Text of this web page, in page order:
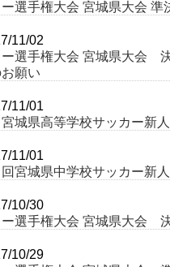
選手権大会 宮城県大会
11/02
ー選手権大会 宮城県大会
願い
11/01
城県高等学校サッカー新
11/01
回宮城県中学校サッカー
10/30
選手権大会 宮城県大会
10/29